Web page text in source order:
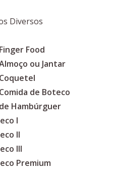
Diversos
Food
ou Jantar
de Boteco
Hambúrguer
I
II
III
Premium